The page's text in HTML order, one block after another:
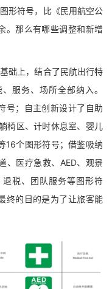
符号，比《民用航空公
。那么有哪些调整和新增
上，结合了民航出行特
服务、场所全部纳入。
号；自主创新设计了自助
椅区、计时休息室、婴儿
16个图形符号；借鉴吸纳
、医疗急救、AED、观景
税、团队服务等图形符
终的目的是为了让旅客能